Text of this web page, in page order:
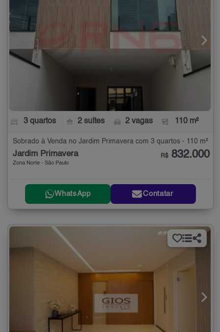
3 quartos 2 suítes 2 vagas 110 m²
Sobrado à Venda no Jardim Primavera com 3 quartos - 110 m²
Jardim Primavera
Zona Norte - São Paulo
R$ 832.000
WhatsApp Contatar